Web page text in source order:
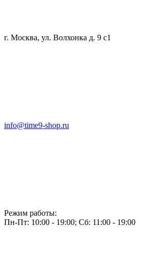
г. Москва, ул. Волхонка д. 9 с1
info@time9-shop.ru
Режим работы:
Пн-Пт: 10:00 - 19:00; Сб: 11:00 - 19:00